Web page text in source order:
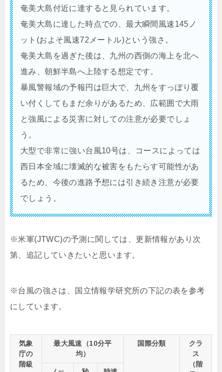
奄美大島付近に達すると見られています。
奄美大島に達した時点での、最大瞬間風速145ノ
ット(およそ風速72メートル)という強さ。
奄美大島を過ぎた後は、九州の西側の海上を北へ
進み、朝鮮半島へ上陸する想定です。
暴風警報域の予報円は巨大で、九州をすっぽり覆
い付くしてもまだ余りがあるため、広範囲で大雨
と強風による災害に対しての注意が必要でしょ
う。
大型で非常に強い台風10号は、コースによっては
西日本全域に壊滅的な被害をもたらす可能性があ
るため、今後の進路予想には引き続き注意が必要
でしょう。
※米軍(JTWC)の予測に関しては、更新情報があり次
第、追記していきたいと思います。
※台風の強さは、国立情報学研究所の下記の表を参考
にしています。
気象
庁の
階級
最大風速（10分平
均）
国際分類
クラ
ス
（階